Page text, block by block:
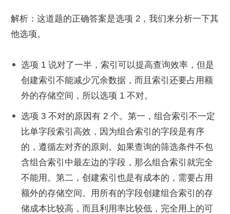
解析：这道题的正确答案是选项 2，我们来分析一下其
他选项。
选项 1 说对了一半，索引可以提高查询效率，但是
创建索引不能减少冗余数据，而且索引还要占用额
外的存储空间，所以选项 1 不对。
选项 3 不对的原因有 2 个。第一，组合索引不一定
比单字段索引高效，因为组合索引的字段是有序
的，遵循左对齐的原则。如果查询的筛选条件不包
含组合索引中最左边的字段，那么组合索引就完全
不能用。第二，创建索引也是有成本的，需要占用
额外的存储空间。用所有的字段创建组合索引的存
储成本比较高，而且利用率比较低，完全用上的可